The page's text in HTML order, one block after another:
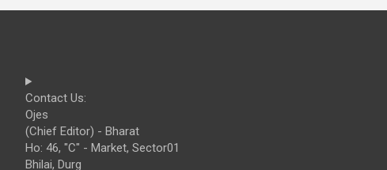
Contact Us:
Ojes
(Chief Editor) - Bharat
Ho: 46, "C" - Market, Sector01
Bhilai, Durg